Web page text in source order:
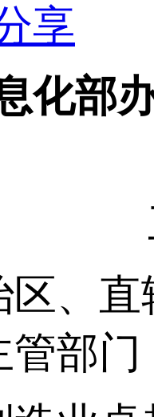
享
化部
区、
管部